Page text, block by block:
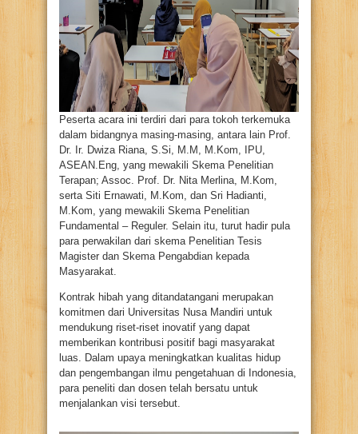
Peserta acara ini terdiri dari para tokoh terkemuka
dalam bidangnya masing-masing, antara lain Prof.
Dr. Ir. Dwiza Riana, S.Si, M.M, M.Kom, IPU,
ASEAN.Eng, yang mewakili Skema Penelitian
Terapan; Assoc. Prof. Dr. Nita Merlina, M.Kom,
serta Siti Ernawati, M.Kom, dan Sri Hadianti,
M.Kom, yang mewakili Skema Penelitian
Fundamental – Reguler. Selain itu, turut hadir pula
para perwakilan dari skema Penelitian Tesis
Magister dan Skema Pengabdian kepada
Masyarakat.
Kontrak hibah yang ditandatangani merupakan
komitmen dari Universitas Nusa Mandiri untuk
mendukung riset-riset inovatif yang dapat
memberikan kontribusi positif bagi masyarakat
luas. Dalam upaya meningkatkan kualitas hidup
dan pengembangan ilmu pengetahuan di Indonesia,
para peneliti dan dosen telah bersatu untuk
menjalankan visi tersebut.